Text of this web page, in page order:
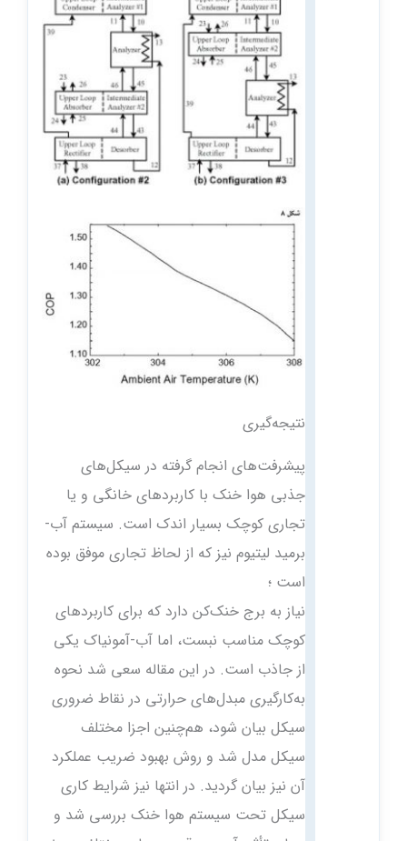
نتیجه‌گیری
پیشرفت‌های انجام گرفته در سیکل‌های
جذبی هوا خنک با کاربردهای خانگی و یا
تجاری کوچک بسیار اندک است. سیستم آب-
برمید لیتیوم نیز که از لحاظ تجاری موفق بوده
است ؛
نیاز به برج خنک‌کن دارد که برای کاربردهای
کوچک مناسب نبست، اما آب-آمونیاک یکی
از جاذب است. در این مقاله سعی شد نحوه
به‌کارگیری مبدل‌های حرارتی در نقاط ضروری
سیکل بیان شود، هم‌چنین اجزا مختلف
سیکل مدل شد و روش بهبود ضریب عملکرد
آن نیز بیان گردید. در انتها نیز شرایط کاری
سیکل تحت سیستم هوا خنک بررسی شد و